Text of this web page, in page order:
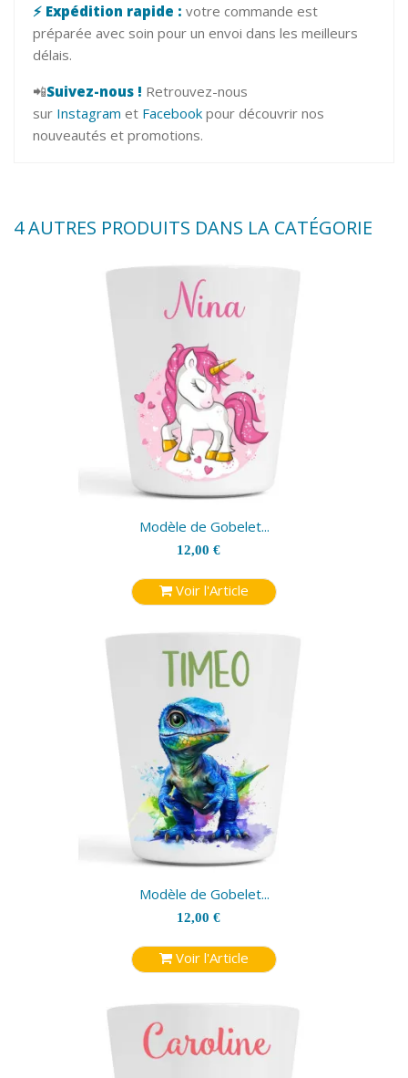
⚡ Expédition rapide : votre commande est
préparée avec soin pour un envoi dans les meilleurs
délais.
📲Suivez-nous ! Retrouvez-nous
sur Instagram et Facebook pour découvrir nos
nouveautés et promotions.
4 AUTRES PRODUITS DANS LA CATÉGORIE
Modèle de Gobelet...
12,00 €
Voir l'Article
Modèle de Gobelet...
12,00 €
Voir l'Article